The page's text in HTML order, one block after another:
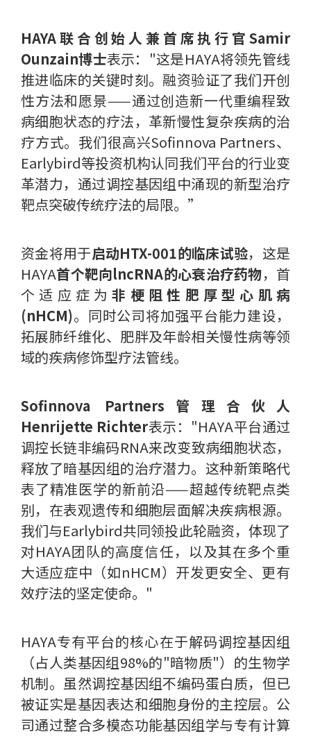
HAYA联合创始人兼首席执行官Samir
Ounzain博士表示："这是HAYA将领先管线
推进临床的关键时刻。融资验证了我们开创
性方法和愿景——通过创造新一代重编程致
病细胞状态的疗法，革新慢性复杂疾病的治
疗方式。我们很高兴Sofinnova Partners、
Earlybird等投资机构认同我们平台的行业变
革潜力，通过调控基因组中涌现的新型治疗
靶点突破传统疗法的局限。”
资金将用于启动HTX-001的临床试验，这是
HAYA首个靶向lncRNA的心衰治疗药物，首
个适应症为非梗阻性肥厚型心肌病
(nHCM)。同时公司将加强平台能力建设，
拓展肺纤维化、肥胖及年龄相关慢性病等领
域的疾病修饰型疗法管线。
Sofinnova Partners管理合伙人
Henrijette Richter表示："HAYA平台通过
调控长链非编码RNA来改变致病细胞状态，
释放了暗基因组的治疗潜力。这种新策略代
表了精准医学的新前沿——超越传统靶点类
别，在表观遗传和细胞层面解决疾病根源。
我们与Earlybird共同领投此轮融资，体现了
对HAYA团队的高度信任，以及其在多个重
大适应症中（如nHCM）开发更安全、更有
效疗法的坚定使命。"
HAYA专有平台的核心在于解码调控基因组
（占人类基因组98%的"暗物质"）的生物学
机制。虽然调控基因组不编码蛋白质，但已
被证实是基因表达和细胞身份的主控层。公
司通过整合多模态功能基因组学与专有计算